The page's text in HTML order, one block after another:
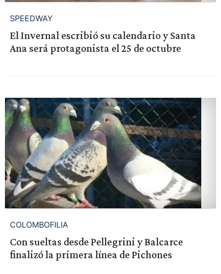
SPEEDWAY
El Invernal escribió su calendario y Santa
Ana será protagonista el 25 de octubre
COLOMBOFILIA
Con sueltas desde Pellegrini y Balcarce
finalizó la primera línea de Pichones